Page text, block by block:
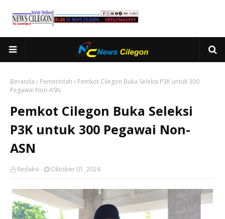
Beranda Pemerintah
Pemkot Cilegon Buka Seleksi P3K untuk 300
Pegawai Non-ASN
Pemkot Cilegon Buka Seleksi
P3K untuk 300 Pegawai Non-
ASN
Redaksi Oktober 01, 2024